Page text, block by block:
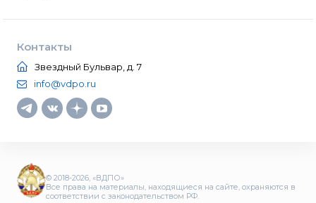
Контакты
Звездный Бульвар, д. 7
info@vdpo.ru
© 2018-2026, «ВДПО»
Все права на материалы, находящиеся на сайте, охраняются в
соответствии с законодательством РФ.